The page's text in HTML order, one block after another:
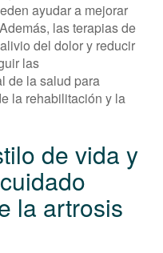
ayudar a mejorar
las terapias de
del dolor y reducir
las
de la salud para
la rehabilitación y la
de vida y
la artrosis